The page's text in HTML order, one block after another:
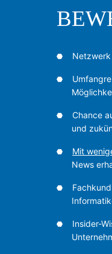
Chance
und
Mit
News
Insider-